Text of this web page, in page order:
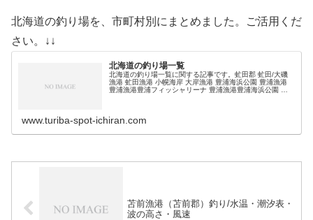
北海道の釣り場を、市町村別にまとめました。ご活用くだ
さい。↓↓
北海道の釣り場一覧
北海道の釣り場一覧に関する記事です。虻田郡 虻田/大磯
漁港 虻田漁港 小幌海岸 大岸漁港 豊浦海浜公園 豊浦漁港
豊浦漁港豊浦フィッシャリーナ 豊浦漁港豊浦海浜公園 礼
www.turiba-spot-ichiran.com
苫前漁港（苫前郡）釣り/水温・潮汐表・
波の高さ・風速